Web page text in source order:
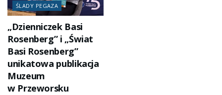
ŚLADY PEGAZA
„Dzienniczek Basi
Rosenberg” i „Świat
Basi Rosenberg”
unikatowa publikacja
Muzeum
w Przeworsku